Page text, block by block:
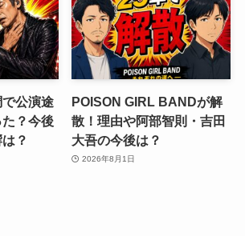
公演途
？今後
？
POISON GIRL BANDが解
散！理由や阿部智則・吉田
大吾の今後は？
2026年8月1日